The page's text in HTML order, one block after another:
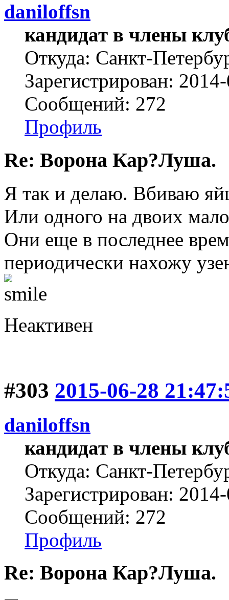
daniloffsn
кандидат в члены
Откуда: Санкт-
Зарегистрирован:
Сообщений: 272
Профиль
Re: Ворона Кар?Луша.
Я так и делаю. Вбиваю
Или одного на двоих
Они еще в последнее
периодически нахожу
Неактивен
#303 2015-06-28
daniloffsn
кандидат в члены
Откуда: Санкт-
Зарегистрирован:
Сообщений: 272
Профиль
Re: Ворона Кар?Луша.